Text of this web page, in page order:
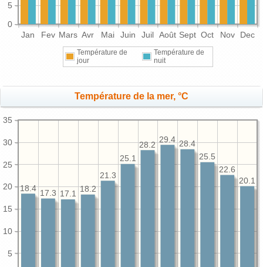
Jan Fev Mars Avr Mai Juin Juil Août Sept Oct Nov Dec
0
5
Température de
jour
Température de
nuit
Température de la mer, °C
5
10
15
20
25
30
35
20.1
22.6
25.5
28.4
29.4
28.2
25.1
21.3
18.2
17.1
17.3
18.4